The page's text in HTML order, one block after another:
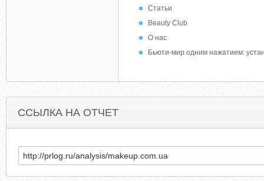
Статьи
Beauty Club
О нас
Бьюти-мир одним нажатием:
ССЫЛКА НА ОТЧЕТ